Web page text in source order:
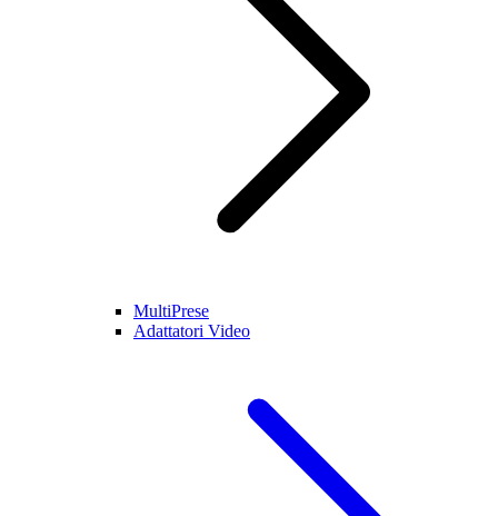
MultiPrese
Adattatori Video